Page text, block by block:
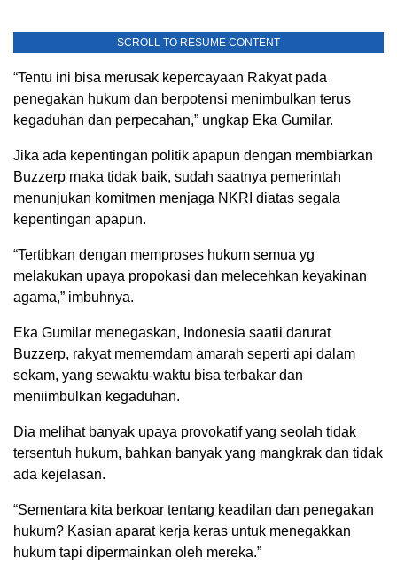
SCROLL TO RESUME CONTENT
“Tentu ini bisa merusak kepercayaan Rakyat pada
penegakan hukum dan berpotensi menimbulkan terus
kegaduhan dan perpecahan,” ungkap Eka Gumilar.
Jika ada kepentingan politik apapun dengan membiarkan
Buzzerp maka tidak baik, sudah saatnya pemerintah
menunjukan komitmen menjaga NKRI diatas segala
kepentingan apapun.
“Tertibkan dengan memproses hukum semua yg
melakukan upaya propokasi dan melecehkan keyakinan
agama,” imbuhnya.
Eka Gumilar menegaskan, Indonesia saatii darurat
Buzzerp, rakyat mememdam amarah seperti api dalam
sekam, yang sewaktu-waktu bisa terbakar dan
meniimbulkan kegaduhan.
Dia melihat banyak upaya provokatif yang seolah tidak
tersentuh hukum, bahkan banyak yang mangkrak dan tidak
ada kejelasan.
“Sementara kita berkoar tentang keadilan dan penegakan
hukum? Kasian aparat kerja keras untuk menegakkan
hukum tapi dipermainkan oleh mereka.”